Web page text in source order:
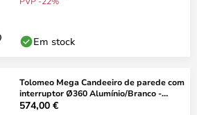
Em stock
Tolomeo Mega Candeeiro de parede com
interruptor Ø360 Alumínio/Branco -
Artemide
574,00 €